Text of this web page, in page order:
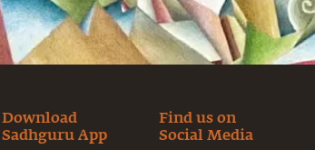
Download
Sadhguru App
Find us on
Social Media